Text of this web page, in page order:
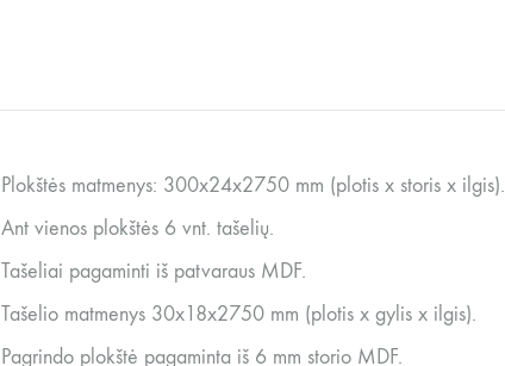
Plokštės matmenys: 300x24x2750 mm (plotis x storis x ilgis).
Ant vienos plokštės 6 vnt. tašelių.
Tašeliai pagaminti iš patvaraus MDF.
Tašelio matmenys 30x18x2750 mm (plotis x gylis x ilgis).
Pagrindo plokštė pagaminta iš 6 mm storio MDF.